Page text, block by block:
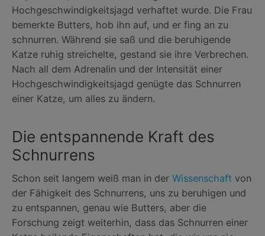
Hochgeschwindigkeitsjagd verhaftet wurde. Die Frau
bemerkte Butters, hob ihn auf, und er fing an zu
schnurren. Während sie saß und die beruhigende
Katze ruhig streichelte, gestand sie ihre Verbrechen.
Nach all dem Adrenalin und der Intensität einer
Hochgeschwindigkeitsjagd genügte das Schnurren
einer Katze, um alles zu ändern.
Die entspannende Kraft des
Schnurrens
Schon seit langem weiß man in der Wissenschaft von
der Fähigkeit des Schnurrens, uns zu beruhigen und
zu entspannen, genau wie Butters, aber die
Forschung zeigt weiterhin, dass das Schnurren einer